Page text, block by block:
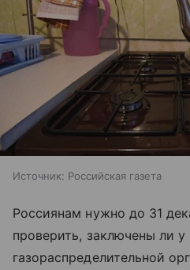
Источник: Российская газета
Россиянам нужно до 31
проверить, заключены ли
газораспределительной